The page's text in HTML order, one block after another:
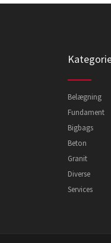
Belægning
Fundament
Bigbags
Beton
Granit
Diverse
Services